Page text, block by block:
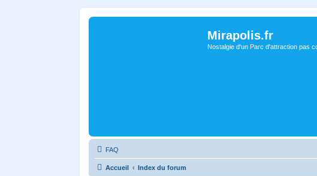
Mirapolis.fr
Nostalgie d'un Parc d'attraction pas
FAQ
Accueil Index du forum